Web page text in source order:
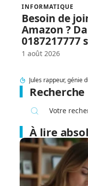
INFORMATIQUE
Besoin de
Amazon ?
0187217777
1 août 2026
Recherche
À lire